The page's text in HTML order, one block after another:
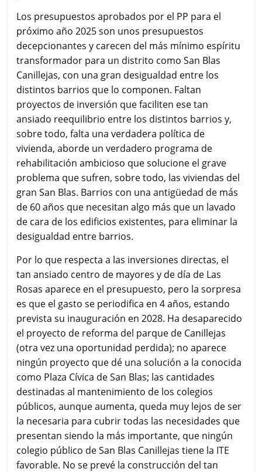
Los presupuestos aprobados por el PP para el
próximo año 2025 son unos presupuestos
decepcionantes y carecen del más mínimo espíritu
transformador para un distrito como San Blas
Canillejas, con una gran desigualdad entre los
distintos barrios que lo componen. Faltan
proyectos de inversión que faciliten ese tan
ansiado reequilibrio entre los distintos barrios y,
sobre todo, falta una verdadera política de
vivienda, aborde un verdadero programa de
rehabilitación ambicioso que solucione el grave
problema que sufren, sobre todo, las viviendas del
gran San Blas. Barrios con una antigüedad de más
de 60 años que necesitan algo más que un lavado
de cara de los edificios existentes, para eliminar la
desigualdad entre barrios.
Por lo que respecta a las inversiones directas, el
tan ansiado centro de mayores y de día de Las
Rosas aparece en el presupuesto, pero la sorpresa
es que el gasto se periodifica en 4 años, estando
prevista su inauguración en 2028. Ha desaparecido
el proyecto de reforma del parque de Canillejas
(otra vez una oportunidad perdida); no aparece
ningún proyecto que dé una solución a la conocida
como Plaza Cívica de San Blas; las cantidades
destinadas al mantenimiento de los colegios
públicos, aunque aumenta, queda muy lejos de ser
la necesaria para cubrir todas las necesidades que
presentan siendo la más importante, que ningún
colegio público de San Blas Canillejas tiene la ITE
favorable. No se prevé la construcción del tan